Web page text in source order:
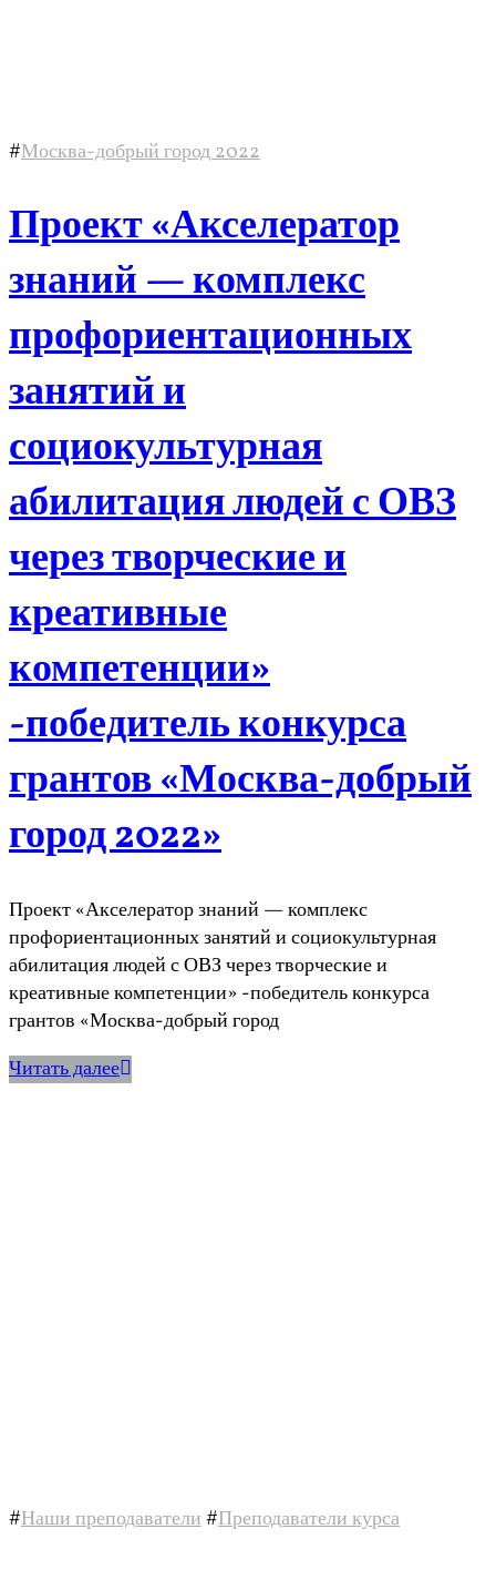
#Москва-добрый город 2022
Проект «Акселератор
знаний — комплекс
профориентационных
занятий и
социокультурная
абилитация людей с ОВЗ
через творческие и
креативные
компетенции»
-победитель конкурса
грантов «Москва-добрый
город 2022»
Проект «Акселератор знаний — комплекс
профориентационных занятий и социокультурная
абилитация людей с ОВЗ через творческие и
креативные компетенции» -победитель конкурса
грантов «Москва-добрый город
Читать далее
#Наши преподаватели#Преподаватели курса